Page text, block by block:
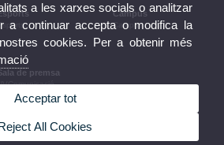
Campus
Campus
de premsa
Notes de premsa
Agenda de govern
Informació corporativa
a les xarxes socials o analitzar
a continuar accepta o modifica la
cookies. Per a obtenir més
Acceptar tot
All Cookies